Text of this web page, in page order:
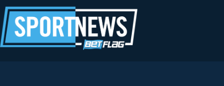
al
contenuto